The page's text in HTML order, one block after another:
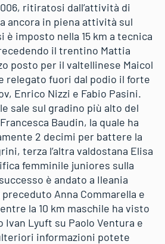
ritiratosi dall’attività di
ancora in piena attività sul
è imposto nella 15 km a tecnica
il trentino Mattia
posto per il valtellinese Maicol
relegato fuori dal podio il forte
Enrico Nizzi e Fabio Pasini.
sale sul gradino più alto del
Baudin, la quale ha
2 decimi per battere la
terza l’altra valdostana Elisa
femminile juniores sulla
è andato a Ileania
Anna Commarella e
la 10 km maschile ha visto
Ivan Lyuft su Paolo Ventura e
informazioni potete